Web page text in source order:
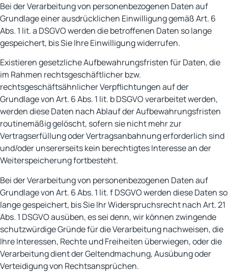
Bei der Verarbeitung von personenbezogenen Daten auf
Grundlage einer ausdrücklichen Einwilligung gemäß Art. 6
Abs. 1 lit. a DSGVO werden die betroffenen Daten so lange
gespeichert, bis Sie Ihre Einwilligung widerrufen.
Existieren gesetzliche Aufbewahrungsfristen für Daten, die
im Rahmen rechtsgeschäftlicher bzw.
rechtsgeschäftsähnlicher Verpflichtungen auf der
Grundlage von Art. 6 Abs. 1 lit. b DSGVO verarbeitet werden,
werden diese Daten nach Ablauf der Aufbewahrungsfristen
routinemäßig gelöscht, sofern sie nicht mehr zur
Vertragserfüllung oder Vertragsanbahnung erforderlich sind
und/oder unsererseits kein berechtigtes Interesse an der
Weiterspeicherung fortbesteht.
Bei der Verarbeitung von personenbezogenen Daten auf
Grundlage von Art. 6 Abs. 1 lit. f DSGVO werden diese Daten so
lange gespeichert, bis Sie Ihr Widerspruchsrecht nach Art. 21
Abs. 1 DSGVO ausüben, es sei denn, wir können zwingende
schutzwürdige Gründe für die Verarbeitung nachweisen, die
Ihre Interessen, Rechte und Freiheiten überwiegen, oder die
Verarbeitung dient der Geltendmachung, Ausübung oder
Verteidigung von Rechtsansprüchen.